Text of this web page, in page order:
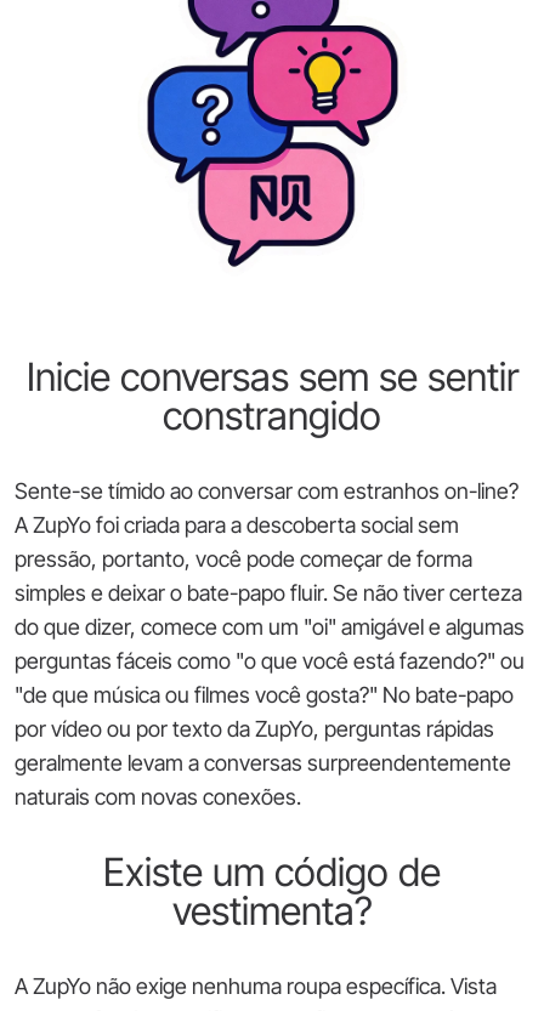
Inicie conversas sem se sentir
constrangido
Sente-se tímido ao conversar com estranhos on-line?
A ZupYo foi criada para a descoberta social sem
pressão, portanto, você pode começar de forma
simples e deixar o bate-papo fluir. Se não tiver certeza
do que dizer, comece com um "oi" amigável e algumas
perguntas fáceis como "o que você está fazendo?" ou
"de que música ou filmes você gosta?" No bate-papo
por vídeo ou por texto da ZupYo, perguntas rápidas
geralmente levam a conversas surpreendentemente
naturais com novas conexões.
Existe um código de
vestimenta?
A ZupYo não exige nenhuma roupa específica. Vista